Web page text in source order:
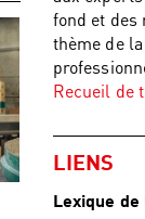
fond et
thème de
Recueil de
LIENS
Lexique